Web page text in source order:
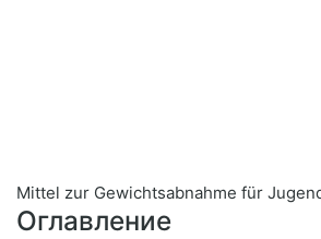
Mittel zur Gewichtsabnahme für
Оглавление